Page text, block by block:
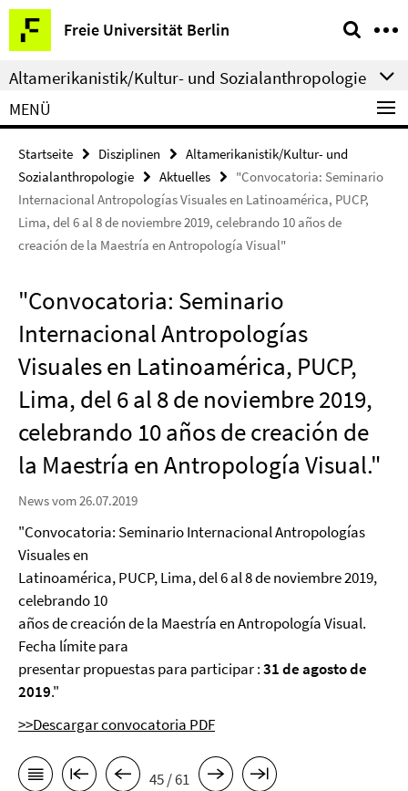
Springe
direkt
zu
Inhalt
Freie Universität Berlin
Service-
Navigation
Altamerikanistik/Kultur- und Sozialanthropologie
MENÜ
Startseite Disziplinen
Altamerikanistik/Kultur- und
Sozialanthropologie
Aktuelles
"Convocatoria: Seminario
Internacional Antropologías Visuales en Latinoamérica, PUCP,
Lima, del 6 al 8 de noviembre 2019, celebrando 10 años de
creación de la Maestría en Antropología Visual"
"Convocatoria: Seminario
Internacional Antropologías
Visuales en Latinoamérica, PUCP,
Lima, del 6 al 8 de noviembre 2019,
celebrando 10 años de creación de
la Maestría en Antropología Visual."
News vom 26.07.2019
"Convocatoria: Seminario Internacional Antropologías
Visuales en
Latinoamérica, PUCP, Lima, del 6 al 8 de noviembre 2019,
celebrando 10
años de creación de la Maestría en Antropología Visual.
Fecha límite para
presentar propuestas para participar :31 de agosto de
2019."
>>Descargar convocatoria PDF
45 / 61